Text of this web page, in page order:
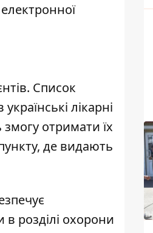
Список
лікарні
отримати їх
де видають
в розділі охорони